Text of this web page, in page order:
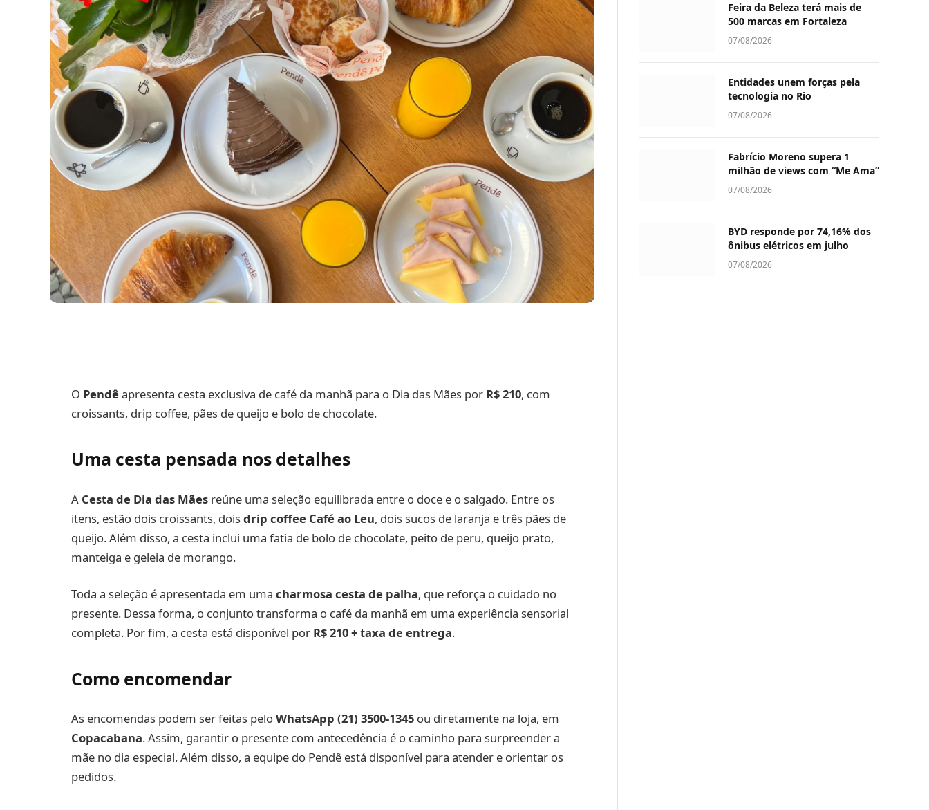
O Pendê apresenta cesta exclusiva de café da manhã para o Dia das Mães por R$ 210, com
croissants, drip coffee, pães de queijo e bolo de chocolate.
Uma cesta pensada nos detalhes
A Cesta de Dia das Mães reúne uma seleção equilibrada entre o doce e o salgado. Entre os
itens, estão dois croissants, doisdrip coffee Café ao Leu, dois sucos de laranja e três pães de
queijo. Além disso, a cesta inclui uma fatia de bolo de chocolate, peito de peru, queijo prato,
manteiga e geleia de morango.
Toda a seleção é apresentada em uma charmosa cesta de palha, que reforça o cuidado no
presente. Dessa forma, o conjunto transforma o café da manhã em uma experiência sensorial
completa. Por fim, a cesta está disponível por R$ 210 + taxa de entrega.
Como encomendar
As encomendas podem ser feitas peloWhatsApp (21) 3500-1345 ou diretamente na loja, em
Copacabana. Assim, garantir o presente com antecedência é o caminho para surpreender a
mãe no dia especial. Além disso, a equipe do Pendê está disponível para atender e orientar os
pedidos.
Feira da Beleza terá mais de
500 marcas em Fortaleza
07/08/2026
Entidades unem forças pela
tecnologia no Rio
07/08/2026
Fabrício Moreno supera 1
milhão de views com “Me Ama”
07/08/2026
BYD responde por 74,16% dos
ônibus elétricos em julho
07/08/2026